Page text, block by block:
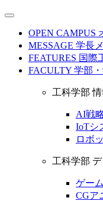
OPEN CAMPUS
MESSAGE 学長
FEATURES 国際
FACULTY 学部
工科学部
AI戦
IoTシ
ロボ
工科学部
ゲー
CGア